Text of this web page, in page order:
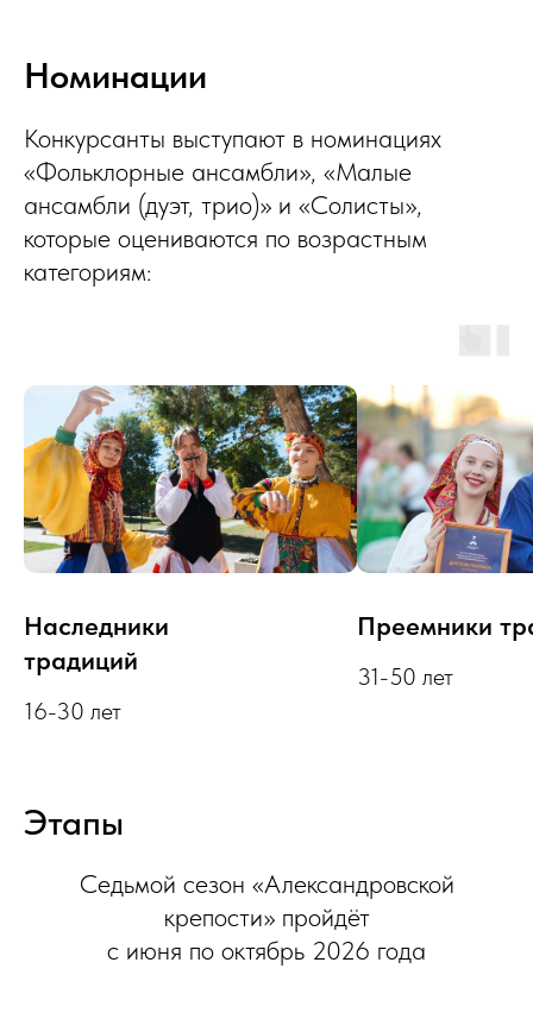
Номинации
Конкурсанты выступают в номинациях
«Фольклорные ансамбли», «Малые
ансамбли (дуэт, трио)» и «Солисты»,
которые оцениваются по возрастным
категориям:
Наследники
традиций
16-30 лет
Преемники
31-50 лет
Этапы
Седьмой сезон «Александровской
крепости» пройдёт
с июня по октябрь 2026 года